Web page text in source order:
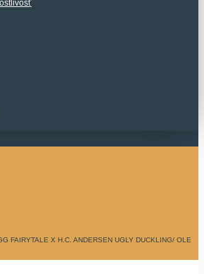
FAIRYTALE X H.C. ANDERSEN UGLY DUCKLING/ OLE